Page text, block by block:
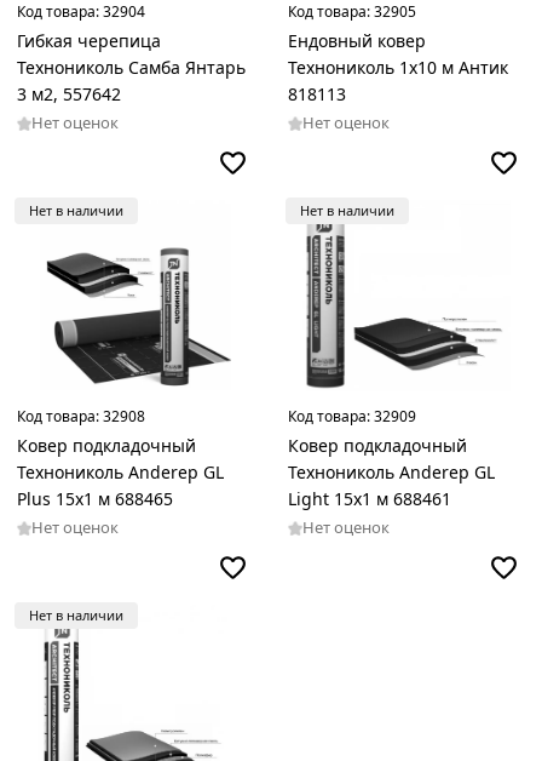
Код товара:32904
Гибкая черепица
Технониколь Самба Янтарь
3 м2, 557642
Нет оценок
Код товара:32905
Ендовный ковер
Технониколь 1х10 м Антик
818113
Нет оценок
Нет в наличии
Код товара:32908
Ковер подкладочный
Технониколь Anderep GL
Plus 15х1 м 688465
Нет оценок
Нет в наличии
Код товара:32909
Ковер подкладочный
Технониколь Anderep GL
Light 15х1 м 688461
Нет оценок
Нет в наличии